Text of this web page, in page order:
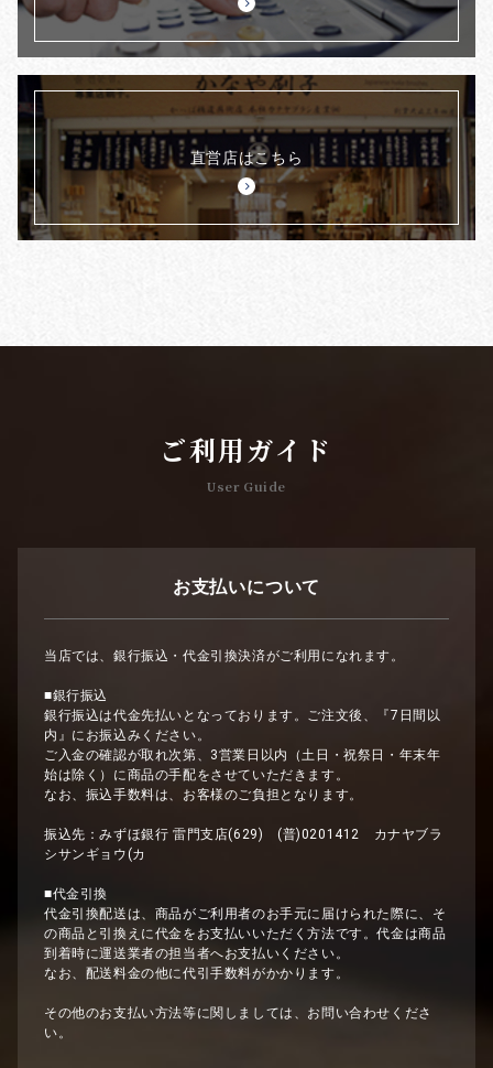
直営店はこちら
ご利用ガイド
User Guide
お支払いについて
当店では、銀行振込・代金引換決済がご利用になれます。
■銀行振込
銀行振込は代金先払いとなっております。ご注文後、『7日間以
内』にお振込みください。
ご入金の確認が取れ次第、3営業日以内（土日・祝祭日・年末年
始は除く）に商品の手配をさせていただきます。
なお、振込手数料は、お客様のご負担となります。
振込先：みずほ銀行 雷門支店(629) (普)0201412 カナヤブラ
シサンギョウ(カ
■代金引換
代金引換配送は、商品がご利用者のお手元に届けられた際に、そ
の商品と引換えに代金をお支払いいただく方法です。代金は商品
到着時に運送業者の担当者へお支払いください。
なお、配送料金の他に代引手数料がかかります。
その他のお支払い方法等に関しましては、お問い合わせくださ
い。